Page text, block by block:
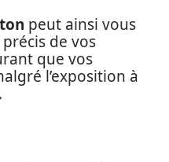
peut ainsi vous
de vos
que vos
l’exposition à